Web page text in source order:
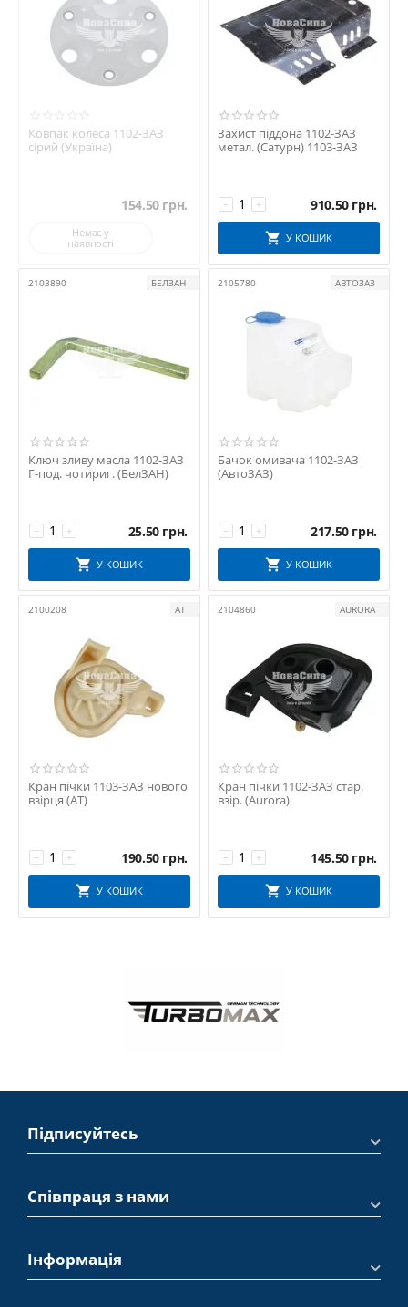
Ковпак колеса 1102-ЗАЗ
сірий (Україна)
154.50 грн.
Немає у
наявності
Захист піддона 1102-ЗАЗ
метал. (Сатурн) 1103-ЗАЗ
+
− 910.50 грн.
У КОШИК
2103890 БЕЛЗАН
Ключ зливу масла 1102-ЗАЗ
Г-под. чотириг. (БелЗАН)
+
− 25.50 грн.
У КОШИК
2105780 АВТОЗАЗ
Бачок омивача 1102-ЗАЗ
(АвтоЗАЗ)
+
− 217.50 грн.
У КОШИК
2100208 АТ
Кран пічки 1103-ЗАЗ нового
взірця (АТ)
+
− 190.50 грн.
У КОШИК
2104860 AURORA
Кран пічки 1102-ЗАЗ стар.
взір. (Aurora)
+
− 145.50 грн.
У КОШИК
Підписуйтесь
Співпраця з нами
Інформація